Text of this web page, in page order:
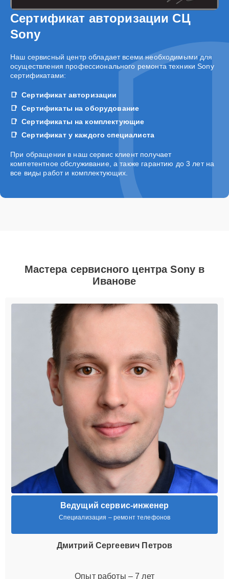
Сертификат авторизации СЦ
Sony
Наш сервисный центр обладает всеми необходимыми для
осуществления профессионального ремонта техники Sony
сертификатами:
Сертификат авторизации
Сертификаты на оборудование
Сертификаты на комплектующие
Сертификат у каждого специалиста
При обращении в наш сервис клиент получает
компетентное обслуживание, а также гарантию до 3 лет на
все виды работ и комплектующих.
Мастера сервисного центра Sony в
Иванове
Ведущий сервис-инженер
Специализация – ремонт телефонов
Дмитрий Сергеевич Петров
Опыт работы – 7 лет